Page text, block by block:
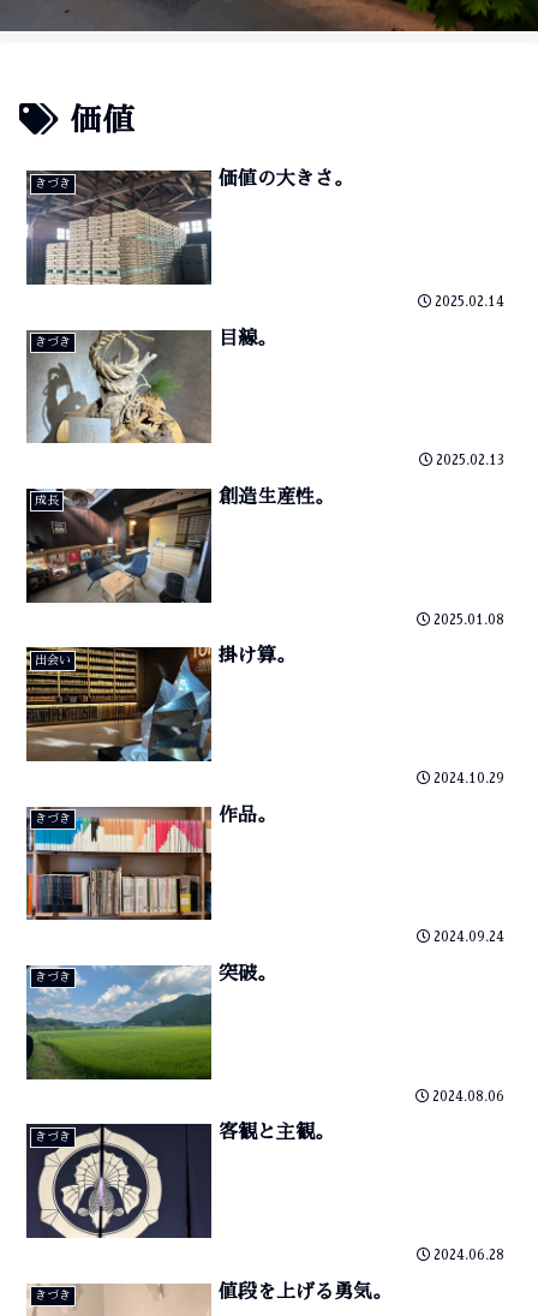
価値
きづき 価値の大きさ。
2025.02.14
きづき 目線。
2025.02.13
成長 創造生産性。
2025.01.08
出会い 掛け算。
2024.10.29
きづき 作品。
2024.09.24
きづき 突破。
2024.08.06
きづき 客観と主観。
2024.06.28
きづき 値段を上げる勇気。